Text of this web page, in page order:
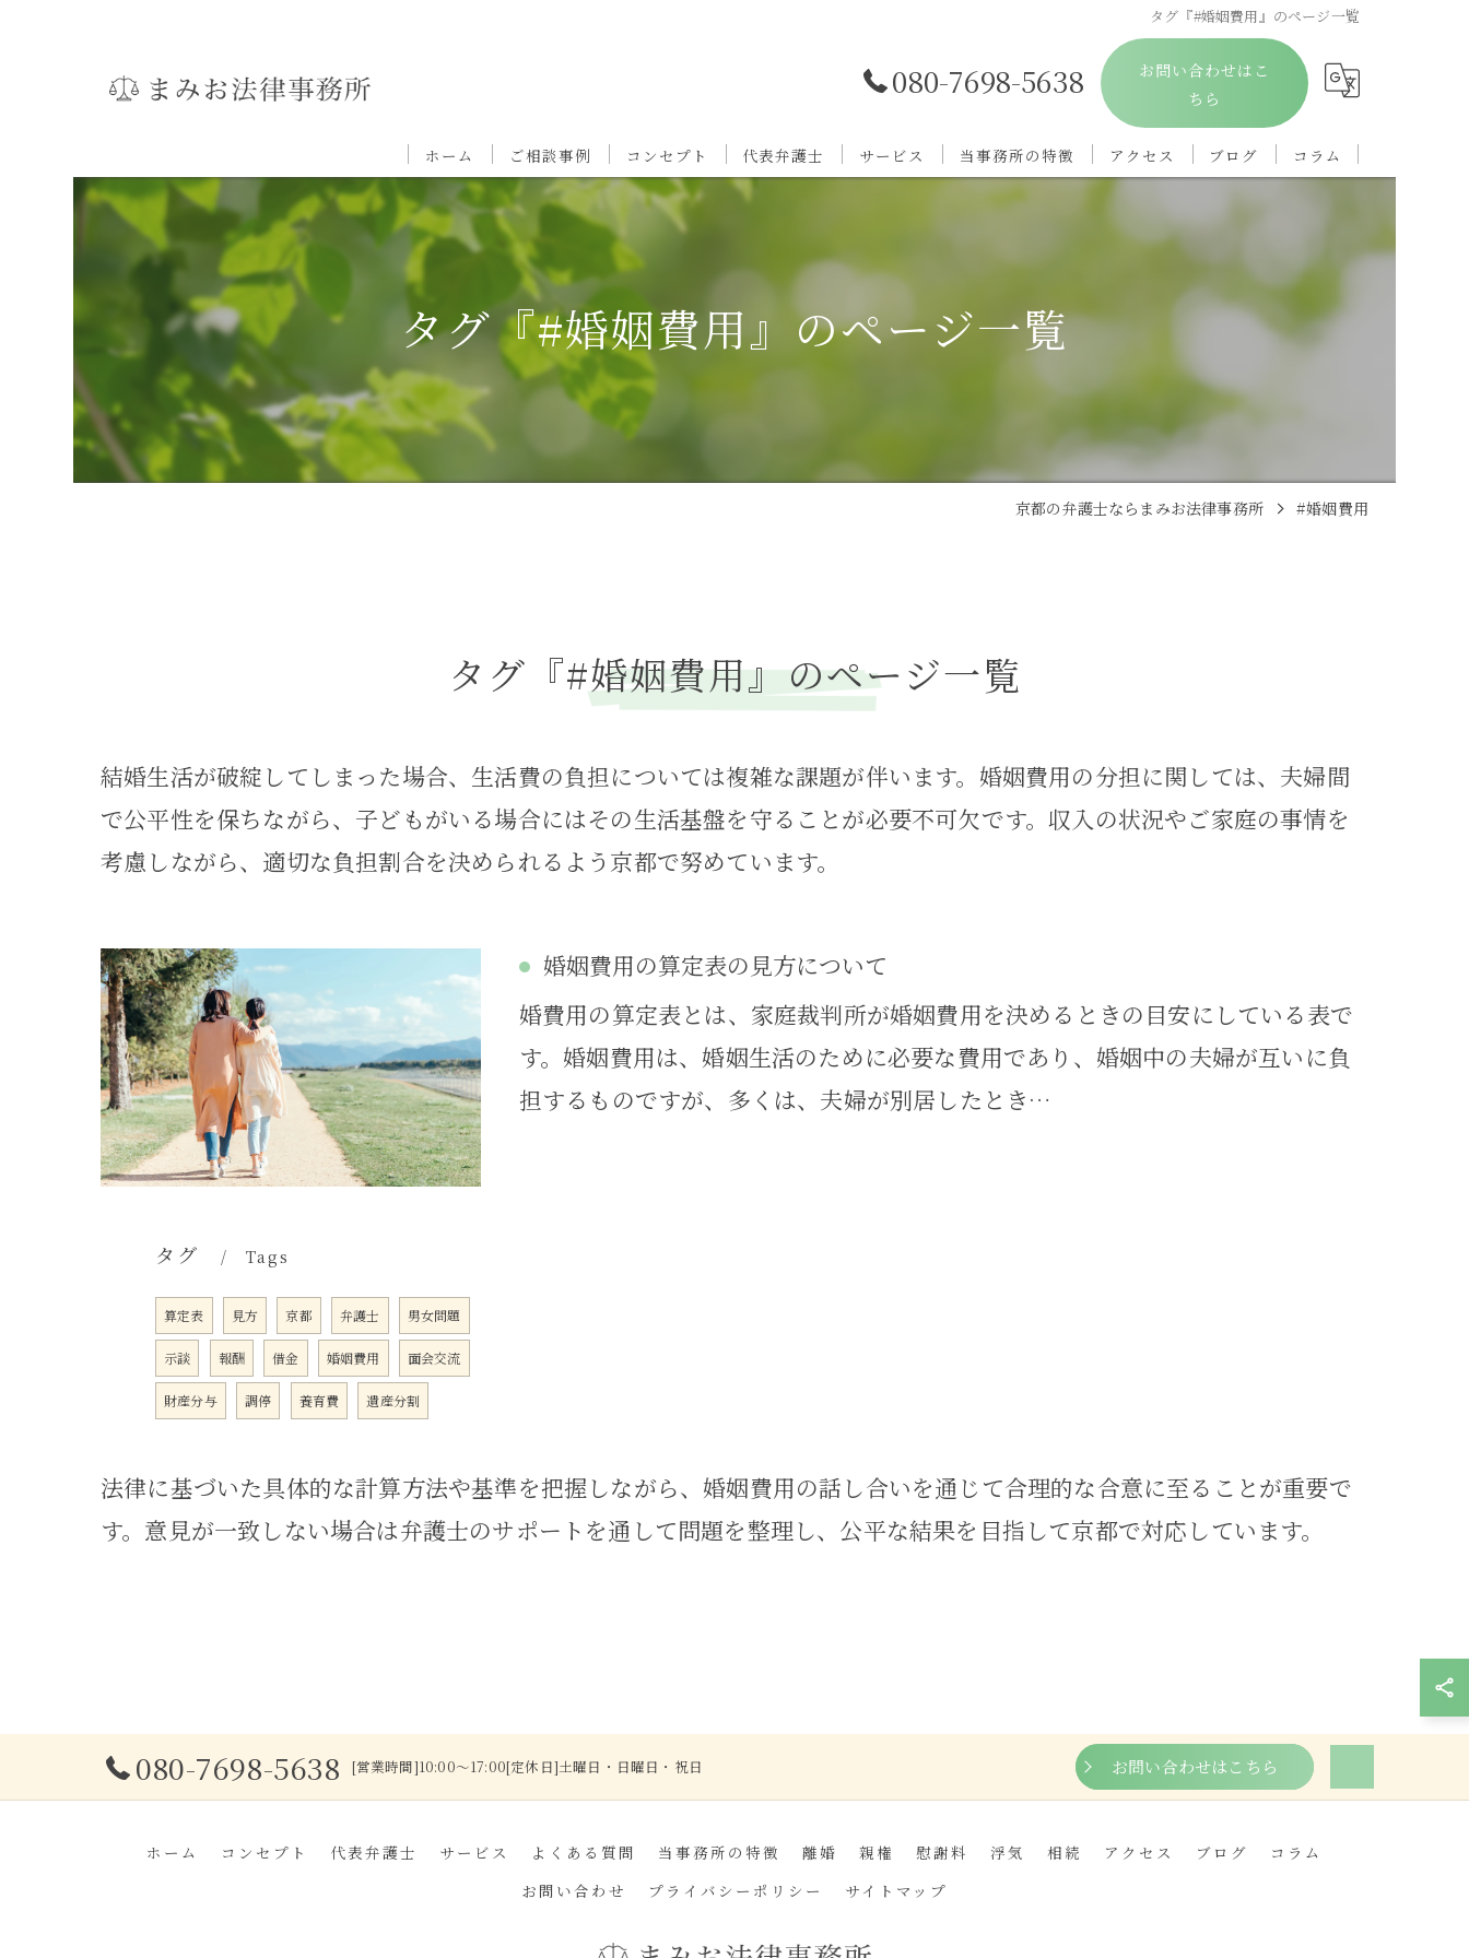
タグ『#婚姻費用』のページ一覧
080-7698-5638
お問い合わせはこ
ちら
ホーム ご相談事例 コンセプト 代表弁護士 サービス 当事務所の特徴
慰謝料
アクセス ブログ コラム
タグ『#婚姻費用』のページ一覧
京都の弁護士ならまみお法律事務所 #婚姻費用
タグ『#婚姻費用』のページ一覧
結婚生活が破綻してしまった場合、生活費の負担については複雑な課題が伴います。婚姻費用の分担に関しては、夫婦間
で公平性を保ちながら、子どもがいる場合にはその生活基盤を守ることが必要不可欠です。収入の状況やご家庭の事情を
考慮しながら、適切な負担割合を決められるよう京都で努めています。
婚姻費用の算定表の見方について
婚費用の算定表とは、家庭裁判所が婚姻費用を決めるときの目安にしている表で
す。婚姻費用は、婚姻生活のために必要な費用であり、婚姻中の夫婦が互いに負
担するものですが、多くは、夫婦が別居したとき…
タグ Tags
算定表 見方 京都 弁護士 男女問題
示談 報酬 借金 婚姻費用 面会交流
財産分与 調停 養育費 遺産分割
法律に基づいた具体的な計算方法や基準を把握しながら、婚姻費用の話し合いを通じて合理的な合意に至ることが重要で
す。意見が一致しない場合は弁護士のサポートを通して問題を整理し、公平な結果を目指して京都で対応しています。
080-7698-5638 [営業時間]10:00～17:00[定休日]土曜日・日曜日・祝日 お問い合わせはこちら
ホーム コンセプト 代表弁護士 サービス よくある質問 当事務所の特徴 離婚 親権 慰謝料 浮気 相続 アクセス ブログ
コラム
お問い合わせ
プライバシーポリシー サイトマップ